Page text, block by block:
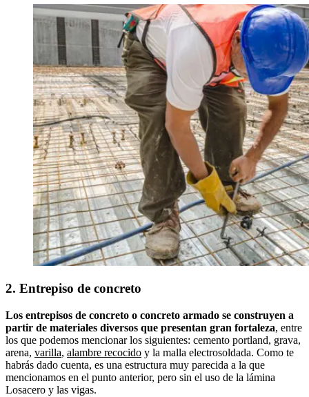
2. Entrepiso de concreto
Los entrepisos de concreto o concreto armado se construyen a
partir de materiales diversos que presentan gran fortaleza, entre
los que podemos mencionar los siguientes: cemento portland, grava,
arena, varilla, alambre recocido y la malla electrosoldada. Como te
habrás dado cuenta, es una estructura muy parecida a la que
mencionamos en el punto anterior, pero sin el uso de la lámina
Losacero y las vigas.